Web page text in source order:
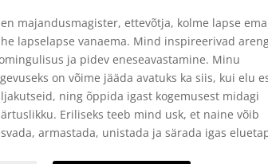
majandusmagister, ettevõtja, kolme lapse
lapselapse vanaema. Mind inspireerivad
ja pidev eneseavastamine. Minu
on võime jääda avatuks ka siis, kui elu
ning õppida igast kogemusest midagi
Eriliseks teeb mind usk, et naine võib
armastada, unistada ja särada igas